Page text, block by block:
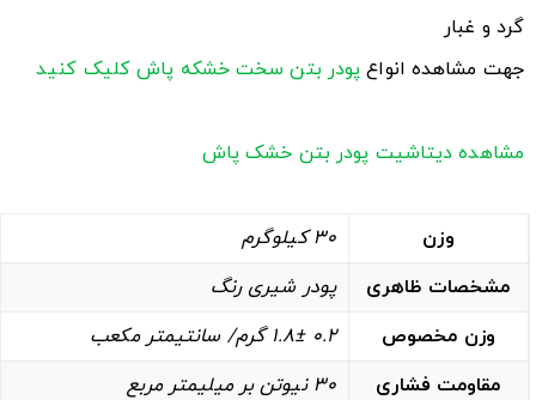
گرد و غبار
جهت مشاهده انواع پودر بتن سخت خشکه پاشکلیک کنید
مشاهده دیتاشیت پودر بتن خشک پاش
وزن
30 کیلوگرم
مشخصات ظاهری
پودر شیری رنگ
وزن مخصوص
0.2 1.8± گرم/ سانتیمتر مکعب
مقاومت فشاری
30 نیوتن بر میلیمتر مربع